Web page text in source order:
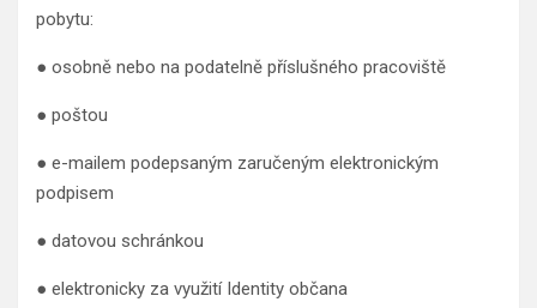
pobytu:
● osobně nebo na podatelně příslušného pracoviště
● poštou
● e-mailem podepsaným zaručeným elektronickým
podpisem
● datovou schránkou
● elektronicky za využití Identity občana